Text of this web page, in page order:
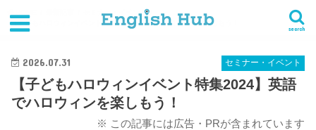
search
セミナー・イベント
【子どもハロウィンイベント特集2024】英語でハロウィンを楽しもう！
セミナー・イベント
2026.07.31
【子どもハロウィンイベント特集2024】英語
でハロウィンを楽しもう！
※ この記事には広告・PRが含まれています